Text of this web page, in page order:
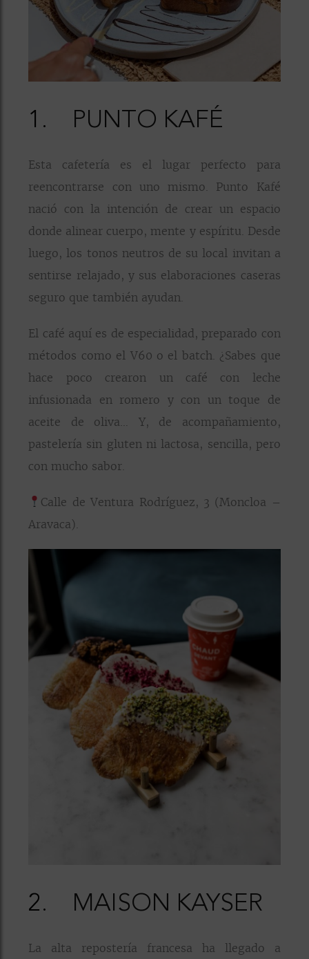
1. PUNTO KAFÉ
Esta cafetería es el lugar perfecto para
reencontrarse con uno mismo. Punto Kafé
nació con la intención de crear un espacio
donde alinear cuerpo, mente y espíritu. Desde
luego, los tonos neutros de su local invitan a
sentirse relajado, y sus elaboraciones caseras
seguro que también ayudan.
El café aquí es de especialidad, preparado con
métodos como el V60 o el batch. ¿Sabes que
hace poco crearon un café con leche
infusionada en romero y con un toque de
aceite de oliva… Y, de acompañamiento,
pastelería sin gluten ni lactosa, sencilla, pero
con mucho sabor.
Calle de Ventura Rodríguez, 3 (Moncloa –
Aravaca).
2. MAISON KAYSER
La alta repostería francesa ha llegado a